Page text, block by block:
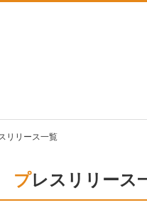
リース一覧
プレスリリース